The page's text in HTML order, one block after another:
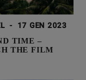
- 17 GEN 2023
TIME –
THE FILM